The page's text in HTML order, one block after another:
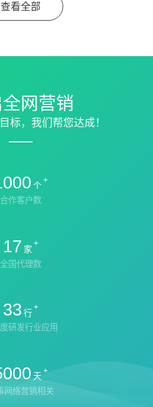
查看全部
网营销
标，我们帮您达成！
个
+
合作客户数
17 家
+
全国代理数
33 行
+
研发行业应用
天
+
网络营销相关